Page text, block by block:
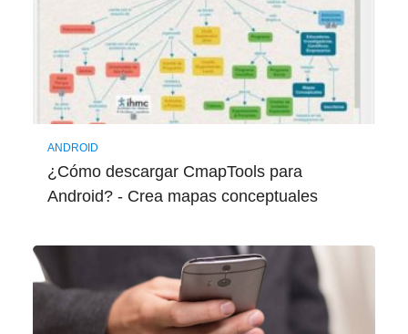
ANDROID
¿Cómo descargar CmapTools para
Android? - Crea mapas conceptuales